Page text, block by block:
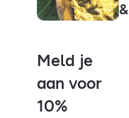
Meld je
aan voor
10%